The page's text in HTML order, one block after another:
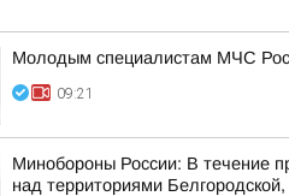
Молодым специалистам МЧС
09:21
Минобороны России: В течение
над территориями